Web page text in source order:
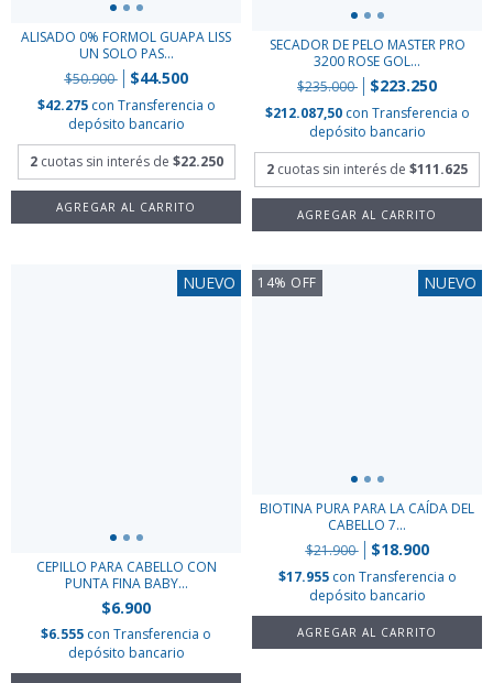
ALISADO 0% FORMOL GUAPA LISS
UN SOLO PAS...
$50.900
$44.500
$42.275 con Transferencia o
depósito bancario
2 cuotas sin interés de $22.250
SECADOR DE PELO MASTER PRO
3200 ROSE GOL...
$235.000
$223.250
$212.087,50 con Transferencia o
depósito bancario
2 cuotas sin interés de $111.625
NUEVO
CEPILLO PARA CABELLO CON
PUNTA FINA BABY...
$6.900
$6.555 con Transferencia o
depósito bancario
14% OFF NUEVO
BIOTINA PURA PARA LA CAÍDA DEL
CABELLO 7...
$21.900
$18.900
$17.955 con Transferencia o
depósito bancario